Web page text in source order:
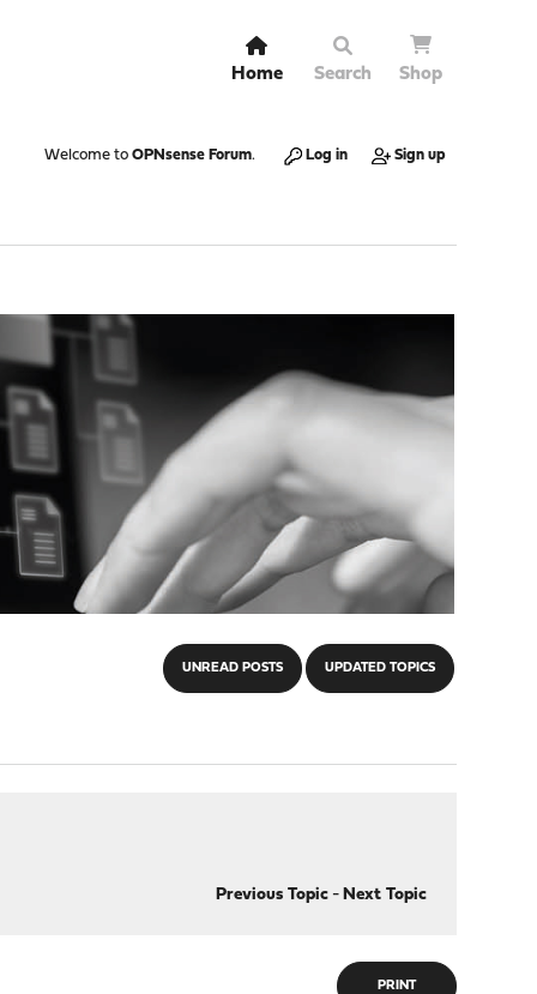
Home Search Shop
Welcome to OPNsense Forum. Log in Sign up
UNREAD POSTS UPDATED TOPICS
Previous Topic- Next Topic
PRINT